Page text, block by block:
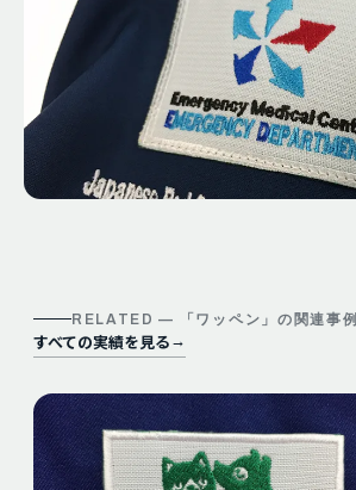
RELATED — 「ワッペン 」の関連事例
すべての実績を見る →